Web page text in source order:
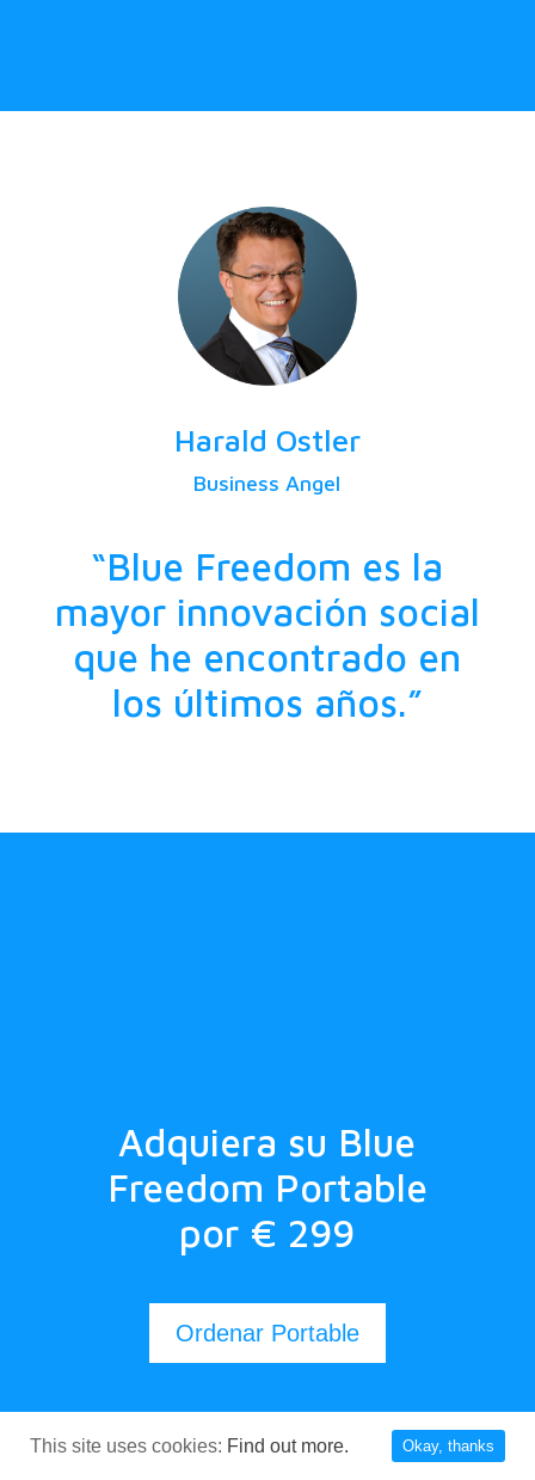
Harald Ostler
Business Angel
“Blue Freedom es la
mayor innovación social
que he encontrado en
los últimos años.”
Adquiera su Blue
Freedom Portable
por € 299
Ordenar Portable
This site uses cookies: Find out more. Okay, thanks